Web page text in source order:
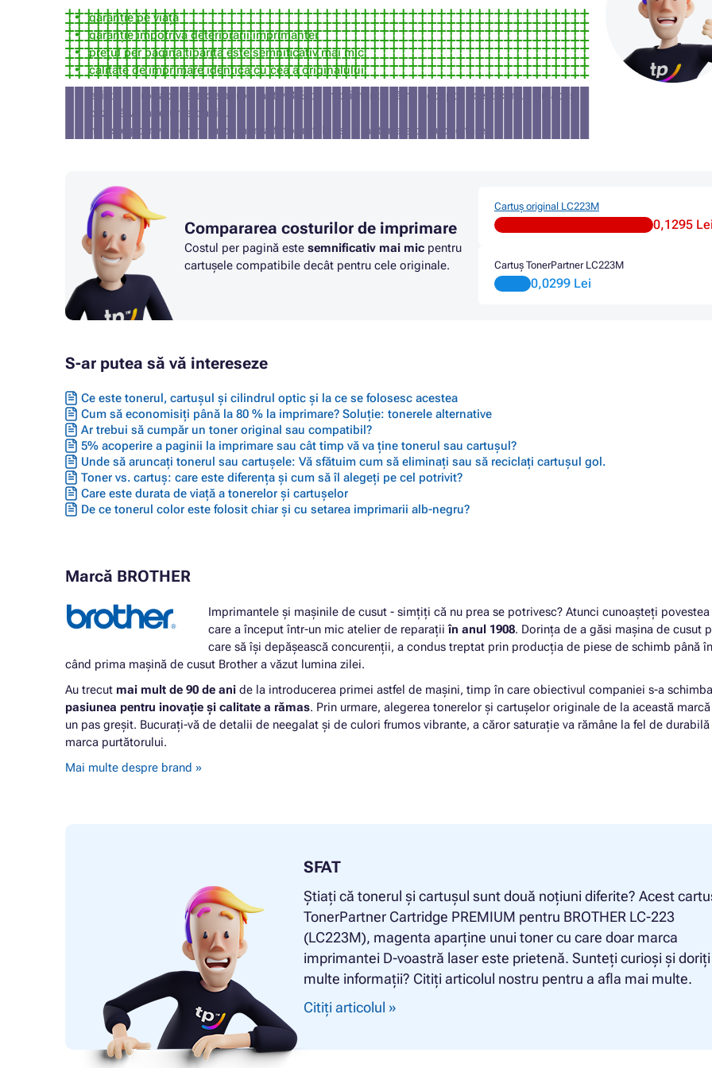
garanție pe viață
garanție împotriva deteriorării imprimantei
prețul per pagină tipărită este semnificativ mai mic
calitate de imprimare identică cu cea a originalului
există o probabilitate de aproximativ 3% ca imprimanta să nu accepte acest cartuș (în acest
caz, vă vom returna banii).
nu este potrivit pentru imprimarea fotografiilor și a materialelor publicitare
Compararea costurilor de imprimare
Costul per pagină este semnificativ mai mic pentru
cartușele compatibile decât pentru cele originale.
Cartuș original LC223M
0,1295
Cartuș TonerPartner LC223M
0,0299 Lei
S-ar putea să vă intereseze
Ce este tonerul, cartușul și cilindrul optic și la ce se folosesc acestea
Cum să economisiți până la 80 % la imprimare? Soluție: tonerele alternative
Ar trebui să cumpăr un toner original sau compatibil?
5% acoperire a paginii la imprimare sau cât timp vă va ține tonerul sau cartușul?
Unde să aruncați tonerul sau cartușele: Vă sfătuim cum să eliminați sau să reciclați cartușul gol.
Toner vs. cartuș: care este diferența și cum să îl alegeți pe cel potrivit?
Care este durata de viață a tonerelor și cartușelor
De ce tonerul color este folosit chiar și cu setarea imprimarii alb-negru?
Marcă BROTHER
Imprimantele și mașinile de cusut - simțiți că nu prea se potrivesc? Atunci cunoașteți povestea
care a început într-un mic atelier de reparațiiîn anul 1908. Dorința de a găsi mașina de cusut
care să își depășească concurenții, a condus treptat prin producția de piese de schimb până
când prima mașină de cusut Brother a văzut lumina zilei.
Au trecut mai mult de 90 de ani de la introducerea primei astfel de mașini, timp în care obiectivul companiei s-a
pasiunea pentru inovație și calitate a rămas. Prin urmare, alegerea tonerelor și cartușelor originale de la această
un pas greșit. Bucurați-vă de detalii de neegalat și de culori frumos vibrante, a căror saturație va rămâne la fel de
marca purtătorului.
Mai multe despre brand »
SFAT
Știați că tonerul și cartușul sunt două noțiuni diferite? Acest
TonerPartner Cartridge PREMIUM pentru BROTHER LC-223
(LC223M), magenta aparține unui toner cu care doar marca
imprimantei D-voastră laser este prietenă. Sunteți curioși și
multe informații? Citiți articolul nostru pentru a afla mai multe.
Citiți articolul »